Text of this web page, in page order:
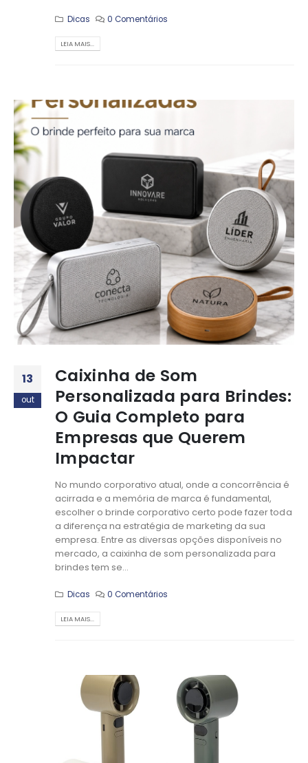
Dicas 0 Comentários
LEIA MAIS...
13
out
Caixinha de Som
Personalizada para Brindes:
O Guia Completo para
Empresas que Querem
Impactar
No mundo corporativo atual, onde a concorrência é
acirrada e a memória de marca é fundamental,
escolher o brinde corporativo certo pode fazer toda
a diferença na estratégia de marketing da sua
empresa. Entre as diversas opções disponíveis no
mercado, a caixinha de som personalizada para
brindes tem se...
Dicas 0 Comentários
LEIA MAIS...